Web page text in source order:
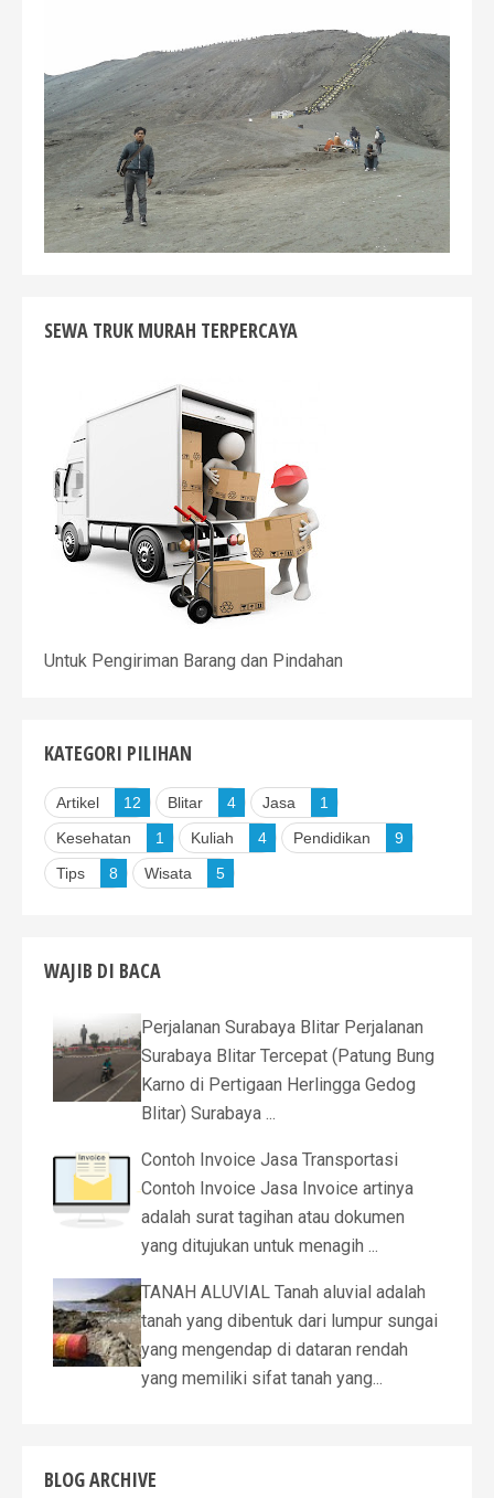
SEWA TRUK MURAH TERPERCAYA
Untuk Pengiriman Barang dan Pindahan
KATEGORI PILIHAN
Artikel 12 Blitar 4 Jasa
1
Kesehatan
1 Kuliah 4 Pendidikan
9
Tips
8 Wisata 5
WAJIB DI BACA
Perjalanan Surabaya Blitar Perjalanan
Surabaya Blitar Tercepat (Patung Bung
Karno di Pertigaan Herlingga Gedog
Blitar) Surabaya ...
Contoh Invoice Jasa Transportasi
Contoh Invoice Jasa Invoice artinya
adalah surat tagihan atau dokumen
yang ditujukan untuk menagih ...
TANAH ALUVIAL Tanah aluvial adalah
tanah yang dibentuk dari lumpur sungai
yang mengendap di dataran rendah
yang memiliki sifat tanah yang...
BLOG ARCHIVE